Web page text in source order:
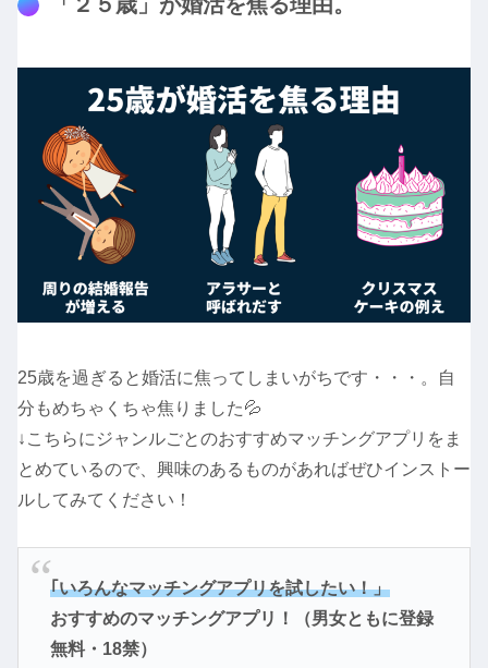
25歳を過ぎると婚活に焦ってしまいがちです・・・。自
分もめちゃくちゃ焦りました💦
↓こちらにジャンルごとのおすすめマッチングアプリをま
とめているので、興味のあるものがあればぜひインストー
ルしてみてください！
｢いろんなマッチングアプリを試したい！」
おすすめのマッチングアプリ！（男女ともに登録
無料・18禁）